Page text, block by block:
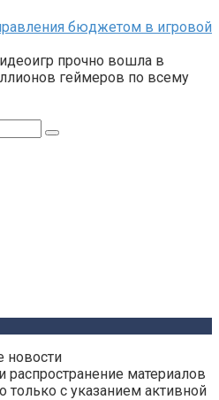
бюджетом в игровой
прочно вошла в
геймеров по всему
новости
материалов
только с указанием активной